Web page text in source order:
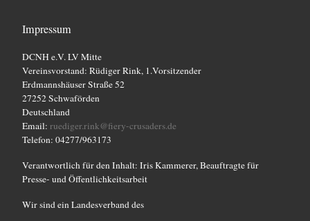
Impressum
DCNH e.V. LV Mitte
Vereinsvorstand: Rüdiger Rink, 1.Vorsitzender
Erdmannshäuser Straße 52
27252 Schwaförden
Deutschland
Email: ruediger.rink@fiery-crusaders.de
Telefon: 04277/963173
Verantwortlich für den Inhalt: Iris Kammerer, Beauftragte für
Presse- und Öffentlichkeitsarbeit
Wir sind ein Landesverband des